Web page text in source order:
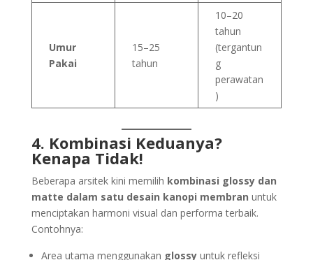
Umur
Pakai
15–25
tahun
10–20
tahun
(tergantun
g
perawatan
)
4. Kombinasi Keduanya?
Kenapa Tidak!
Beberapa arsitek kini memilih kombinasi glossy dan
matte dalam satu desain kanopi membran untuk
menciptakan harmoni visual dan performa terbaik.
Contohnya:
Area utama menggunakan glossyuntuk refleksi